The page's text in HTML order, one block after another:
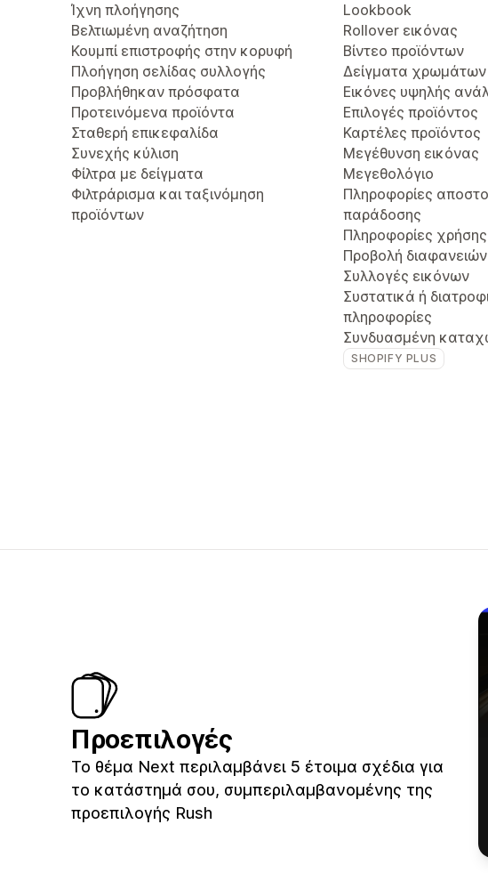
Ίχνη πλοήγησης
Βελτιωμένη αναζήτηση
Κουμπί επιστροφής στην κορυφή
Πλοήγηση σελίδας συλλογής
Προβλήθηκαν πρόσφατα
Προτεινόμενα προϊόντα
Σταθερή επικεφαλίδα
Συνεχής κύλιση
Φίλτρα με δείγματα
Φιλτράρισμα και ταξινόμηση
προϊόντων
Lookbook
Rollover εικόνας
Βίντεο προϊόντων
Δείγματα χρωμάτων
Εικόνες υψηλής
Επιλογές προϊόντος
Καρτέλες προϊόντος
Μεγέθυνση εικόνας
Μεγεθολόγιο
Πληροφορίες
παράδοσης
Πληροφορίες χρήσης
Προβολή διαφανειών
Συλλογές εικόνων
Συστατικά ή
πληροφορίες
Συνδυασμένη
SHOPIFY PLUS
Προεπιλογές
Το θέμα Next περιλαμβάνει 5 έτοιμα σχέδια για
το κατάστημά σου, συμπεριλαμβανομένης της
προεπιλογής Rush